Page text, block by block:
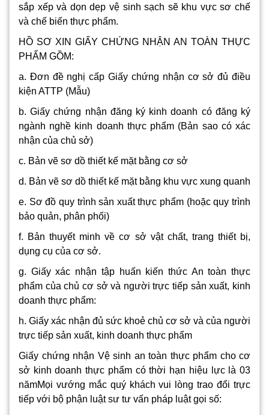
sắp xếp và dọn dẹp vệ sinh sạch sẽ khu vực sơ chế
và chế biến thực phẩm.
HỒ SƠ XIN GIẤY CHỨNG NHẬN AN TOÀN THỰC
PHẨM GỒM:
a. Đơn đề nghị cấp Giấy chứng nhận cơ sở đủ điều
kiện ATTP (Mẫu)
b. Giấy chứng nhận đăng ký kinh doanh có đăng ký
ngành nghề kinh doanh thực phẩm (Bản sao có xác
nhận của chủ sở)
c. Bản vẽ sơ dồ thiết kế mặt bằng cơ sở
d. Bản vẽ sơ dồ thiết kế mặt bằng khu vực xung quanh
e. Sơ đồ quy trình sản xuất thực phẩm (hoặc quy trình
bảo quản, phân phối)
f. Bản thuyết minh về cơ sở vật chất, trang thiết bị,
dụng cụ của cơ sở.
g. Giấy xác nhận tập huấn kiến thức An toàn thực
phẩm của chủ cơ sở và người trực tiếp sản xuất, kinh
doanh thực phẩm:
h. Giấy xác nhận đủ sức khoẻ chủ cơ sở và của người
trực tiếp sản xuất, kinh doanh thực phẩm
Giấy chứng nhận Vệ sinh an toàn thực phẩm cho cơ
sở kinh doanh thực phẩm có thời hạn hiệu lực là 03
nămMọi vướng mắc quý khách vui lòng trao đổi trực
tiếp với bộ phận luật sư tư vấn pháp luật gọi số: